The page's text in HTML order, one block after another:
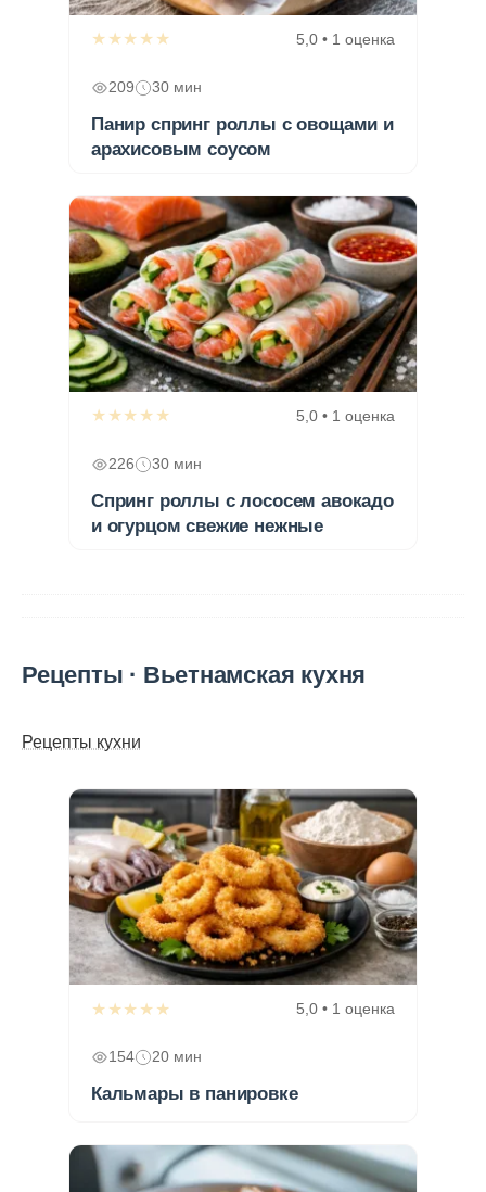
★★★★★ 5,0 • 1 оценка
209 30 мин
Панир спринг роллы с овощами и
арахисовым соусом
★★★★★ 5,0 • 1 оценка
226 30 мин
Спринг роллы с лососем авокадо
и огурцом свежие нежные
Рецепты · Вьетнамская кухня
Рецепты кухни
★★★★★ 5,0 • 1 оценка
154 20 мин
Кальмары в панировке